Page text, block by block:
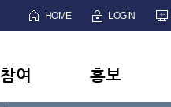
HOME LOGIN
참여 홍보